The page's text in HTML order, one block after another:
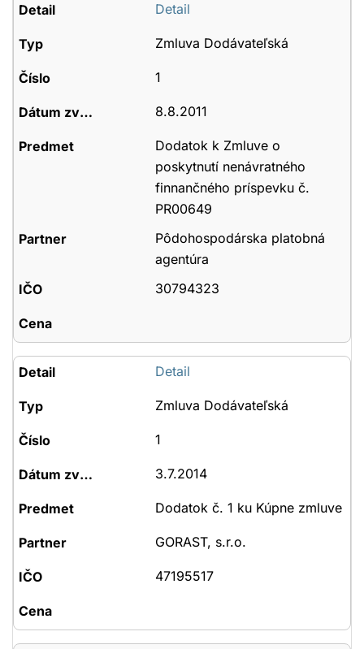
Detail
Zmluva Dodávateľská
1
8.8.2011
Dodatok k Zmluve o
poskytnutí nenávratného
finnančného príspevku č.
PR00649
Pôdohospodárska platobná
agentúra
30794323
Detail
Zmluva Dodávateľská
1
3.7.2014
Dodatok č. 1 ku Kúpne zmluve
GORAST, s.r.o.
47195517